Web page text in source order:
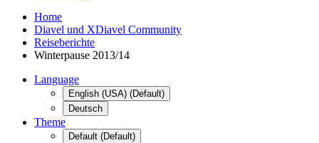
Home
Diavel und XDiavel Community
Reiseberichte
Winterpause 2013/14
Language
English (USA) (Default)
Deutsch
Theme
Default (Default)